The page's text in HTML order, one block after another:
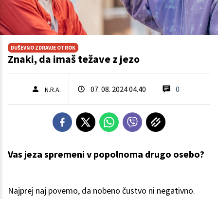
DUŠEVNO ZDRAVJE OTROK
Znaki, da imaš težave z jezo
N.R.A. 07. 08. 2024 04.40 0
Vas jeza spremeni v popolnoma drugo osebo?
Najprej naj povemo, da nobeno čustvo ni negativno.